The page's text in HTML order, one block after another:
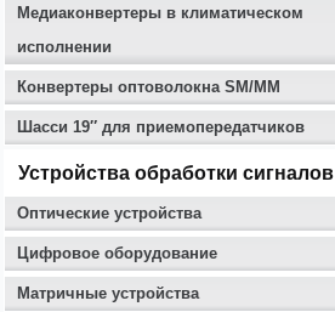
Медиаконвертеры в климатическом
исполнении
Конвертеры оптоволокна SM/MM
Шасси 19″ для приемопередатчиков
Устройства обработки сигналов
Оптические устройства
Цифровое оборудование
Матричные устройства